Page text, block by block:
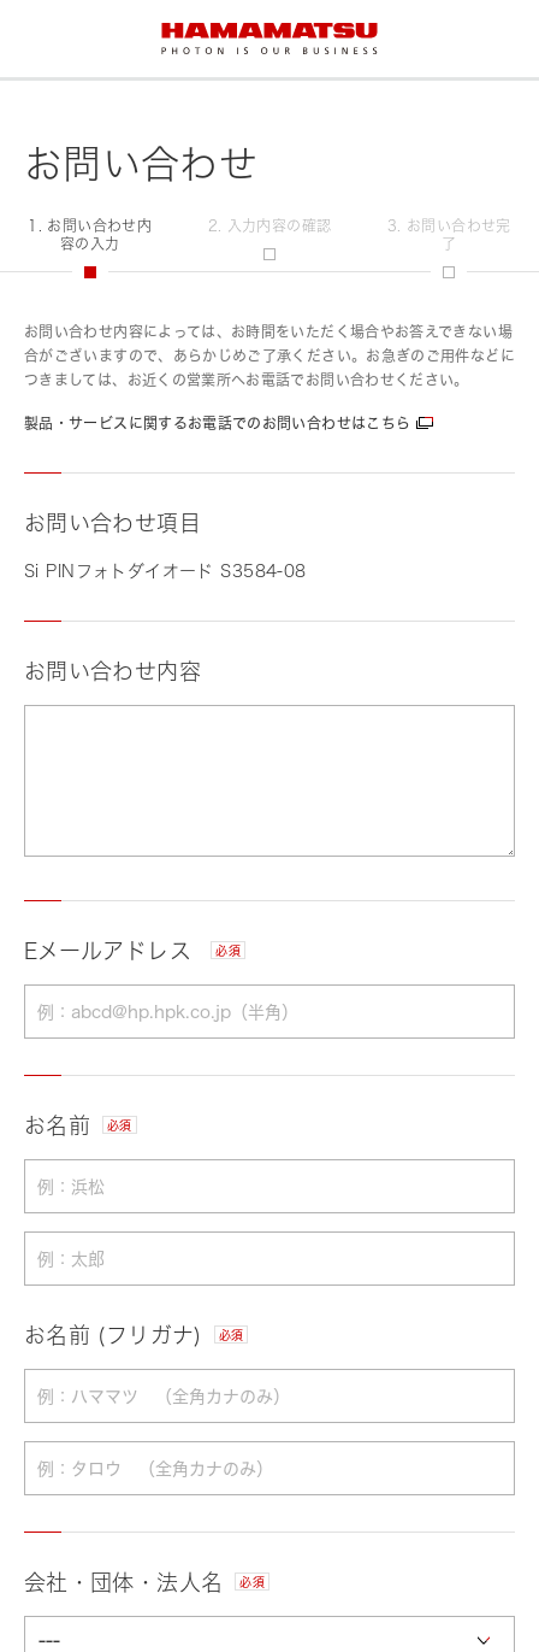
お問い合わせ
1. お問い合わせ内
容の入力
2. 入力内容の確認
3. お問い合わせ完
了
お問い合わせ内容によっては、お時間をいただく場合やお答えできない場
合がございますので、あらかじめご了承ください。お急ぎのご用件などに
つきましては、お近くの営業所へお電話でお問い合わせください。
製品・サービスに関するお電話でのお問い合わせはこちら
お問い合わせ項目
Si PINフォトダイオード S3584-08
お問い合わせ内容
Eメールアドレス 必須
お名前 必須
お名前 (フリガナ) 必須
会社・団体・法人名 必須